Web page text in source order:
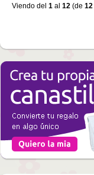
Viendo del 1 al 12 (de 12